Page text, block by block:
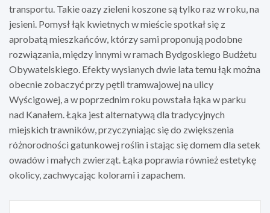
transportu. Takie oazy zieleni koszone są tylko raz w roku, na
jesieni. Pomysł łąk kwietnych w mieście spotkał się z
aprobatą mieszkańców, którzy sami proponują podobne
rozwiązania, między innymi w ramach Bydgoskiego Budżetu
Obywatelskiego. Efekty wysianych dwie lata temu łąk można
obecnie zobaczyć przy pętli tramwajowej na ulicy
Wyścigowej, a w poprzednim roku powstała łąka w parku
nad Kanałem. Łąka jest alternatywą dla tradycyjnych
miejskich trawników, przyczyniając się do zwiększenia
różnorodności gatunkowej roślin i stając się domem dla setek
owadów i małych zwierząt. Łąka poprawia również estetykę
okolicy, zachwycając kolorami i zapachem.